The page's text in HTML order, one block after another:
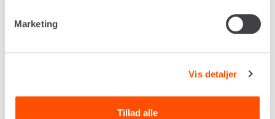
Marketing
Vis detaljer
Tillad alle
Renta udlejer kun til erhverv. Gyldigt CVR-